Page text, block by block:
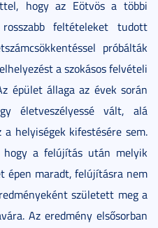
hogy az Eötvös a többi
feltételeket tudott
próbálták
a szokásos felvételi
épület állaga az évek során
életveszélyessé vált, alá
helyiségek kifestésére sem.
hogy a felújítás után melyik
épen maradt, felújításra nem
született meg a
Az eredmény elsősorban